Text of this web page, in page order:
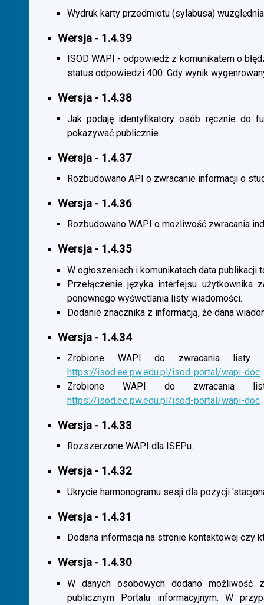
Wydruk karty przedmiotu (sylabusa)
Wersja - 1.4.39
ISOD WAPI - odpowiedź z komunikatem o
status odpowiedzi 400. Gdy wynik
Wersja - 1.4.38
Jak podaję identyfikatory osób ręcznie do
pokazywać publicznie.
Wersja - 1.4.37
Rozbudowano API o zwracanie informacji o
Wersja - 1.4.36
Rozbudowano WAPI o możliwość zwracania
Wersja - 1.4.35
W ogłoszeniach i komunikatach data
Przełączenie języka interfejsu użytkownika
ponownego wyśwetlania listy wiadomości.
Dodanie znacznika z informacją, że dana
Wersja - 1.4.34
Zrobione WAPI do zwracania listy
https://isod.ee.pw.edu.pl/isod-portal/wapi-doc
Zrobione WAPI do zwracania listy
https://isod.ee.pw.edu.pl/isod-portal/wapi-doc
Wersja - 1.4.33
Rozszerzone WAPI dla ISEPu.
Wersja - 1.4.32
Ukrycie harmonogramu sesji dla pozycji
Wersja - 1.4.31
Dodana informacja na stronie kontaktowej czy
Wersja - 1.4.30
W danych osobowych dodano możliwość
publicznym Portalu informacyjnym. W